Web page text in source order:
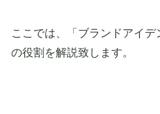
ここでは、「ブランドアイ
の役割を解説致します。